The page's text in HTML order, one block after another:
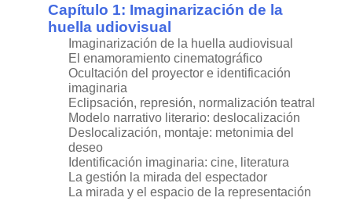
Capítulo 1: Imaginarización de la
huella udiovisual
Imaginarización de la huella audiovisual
El enamoramiento cinematográfico
Ocultación del proyector e identificación
imaginaria
Eclipsación, represión, normalización teatral
Modelo narrativo literario: deslocalización
Deslocalización, montaje: metonimia del
deseo
Identificación imaginaria: cine, literatura
La gestión la mirada del espectador
La mirada y el espacio de la representación